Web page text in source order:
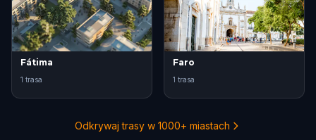
Fátima
1 trasa
Faro
1 trasa
Odkrywaj trasy w 1000+ miastach